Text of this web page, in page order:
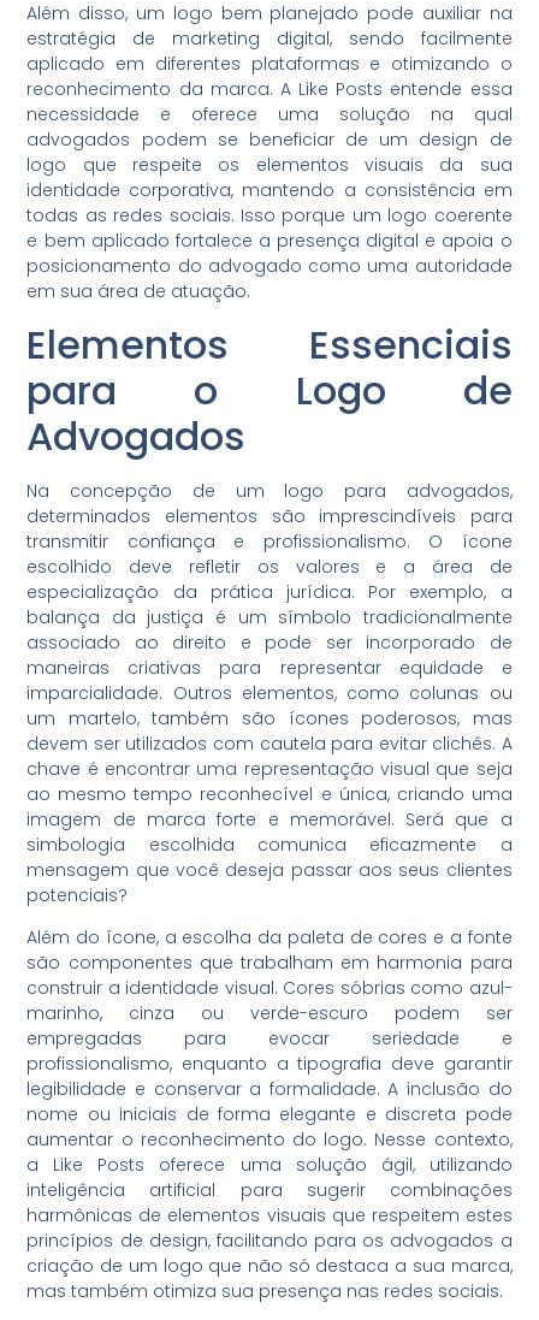
Além disso, um logo bem planejado pode auxiliar na
estratégia de marketing digital, sendo facilmente
aplicado em diferentes plataformas e otimizando o
reconhecimento da marca. A Like Posts entende essa
necessidade e oferece uma solução na qual
advogados podem se beneficiar de um design de
logo que respeite os elementos visuais da sua
identidade corporativa, mantendo a consistência em
todas as redes sociais. Isso porque um logo coerente
e bem aplicado fortalece a presença digital e apoia o
posicionamento do advogado como uma autoridade
em sua área de atuação.
Elementos Essenciais
para o Logo de
Advogados
Na concepção de um logo para advogados,
determinados elementos são imprescindíveis para
transmitir confiança e profissionalismo. O ícone
escolhido deve refletir os valores e a área de
especialização da prática jurídica. Por exemplo, a
balança da justiça é um símbolo tradicionalmente
associado ao direito e pode ser incorporado de
maneiras criativas para representar equidade e
imparcialidade. Outros elementos, como colunas ou
um martelo, também são ícones poderosos, mas
devem ser utilizados com cautela para evitar clichês. A
chave é encontrar uma representação visual que seja
ao mesmo tempo reconhecível e única, criando uma
imagem de marca forte e memorável. Será que a
simbologia escolhida comunica eficazmente a
mensagem que você deseja passar aos seus clientes
potenciais?
Além do ícone, a escolha da paleta de cores e a fonte
são componentes que trabalham em harmonia para
construir a identidade visual. Cores sóbrias como azul-
marinho, cinza ou verde-escuro podem ser
empregadas para evocar seriedade e
profissionalismo, enquanto a tipografia deve garantir
legibilidade e conservar a formalidade. A inclusão do
nome ou iniciais de forma elegante e discreta pode
aumentar o reconhecimento do logo. Nesse contexto,
a Like Posts oferece uma solução ágil, utilizando
inteligência artificial para sugerir combinações
harmônicas de elementos visuais que respeitem estes
princípios de design, facilitando para os advogados a
criação de um logo que não só destaca a sua marca,
mas também otimiza sua presença nas redes sociais.